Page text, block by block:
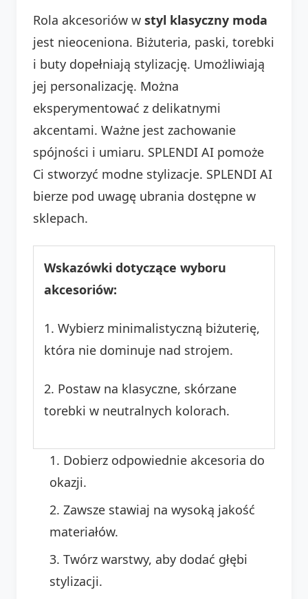
Rola akcesoriów w styl klasyczny moda
jest nieoceniona. Biżuteria, paski, torebki
i buty dopełniają stylizację. Umożliwiają
jej personalizację. Można
eksperymentować z delikatnymi
akcentami. Ważne jest zachowanie
spójności i umiaru. SPLENDI AI pomoże
Ci stworzyć modne stylizacje. SPLENDI AI
bierze pod uwagę ubrania dostępne w
sklepach.
Wskazówki dotyczące wyboru
akcesoriów:
1. Wybierz minimalistyczną biżuterię,
która nie dominuje nad strojem.
2. Postaw na klasyczne, skórzane
torebki w neutralnych kolorach.
Dobierz odpowiednie akcesoria do
okazji.
Zawsze stawiaj na wysoką jakość
materiałów.
Twórz warstwy, aby dodać głębi
stylizacji.